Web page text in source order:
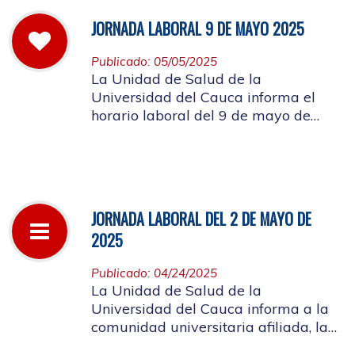
JORNADA LABORAL 9 DE MAYO 2025
Publicado: 05/05/2025
La Unidad de Salud de la
Universidad del Cauca informa el
horario laboral del 9 de mayo de
JORNADA LABORAL DEL 2 DE MAYO DE
2025
Publicado: 04/24/2025
La Unidad de Salud de la
Universidad del Cauca informa a la
comunidad universitaria afiliada, la